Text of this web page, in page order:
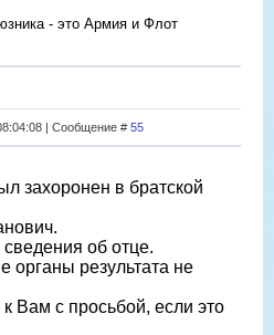
- это Армия и Флот
| Сообщение # 55
захоронен в братской
об отце.
результата не
Вам с просьбой, если это